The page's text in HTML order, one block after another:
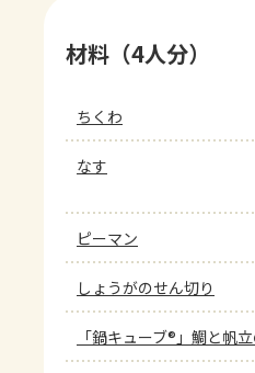
材料（4人分）
ちくわ
なす
ピーマン
しょうがのせん切り
「鍋キューブ®」鯛と帆